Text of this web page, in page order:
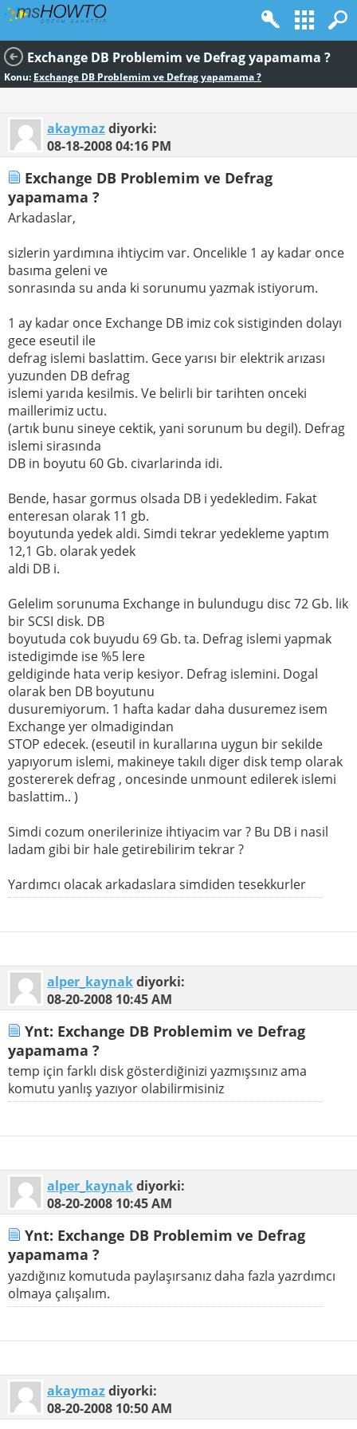
Exchange DB Problemim ve Defrag yapamama ?
Konu: Exchange DB Problemim ve Defrag yapamama ?
akaymazdiyorki:
08-18-200804:16 PM
Exchange DB Problemim ve Defrag
yapamama ?
Arkadaslar,
sizlerin yardımına ihtiycim var. Oncelikle 1 ay kadar once
basıma geleni ve
sonrasında su anda ki sorunumu yazmak istiyorum.
1 ay kadar once Exchange DB imiz cok sistiginden dolayı
gece eseutil ile
defrag islemi baslattim. Gece yarısı bir elektrik arızası
yuzunden DB defrag
islemi yarıda kesilmis. Ve belirli bir tarihten onceki
maillerimiz uctu.
(artık bunu sineye cektik, yani sorunum bu degil). Defrag
islemi sirasında
DB in boyutu 60 Gb. civarlarinda idi.
Bende, hasar gormus olsada DB i yedekledim. Fakat
enteresan olarak 11 gb.
boyutunda yedek aldi. Simdi tekrar yedekleme yaptım
12,1 Gb. olarak yedek
aldi DB i.
Gelelim sorunuma Exchange in bulundugu disc 72 Gb. lik
bir SCSI disk. DB
boyutuda cok buyudu 69 Gb. ta. Defrag islemi yapmak
istedigimde ise %5 lere
geldiginde hata verip kesiyor. Defrag islemini. Dogal
olarak ben DB boyutunu
dusuremiyorum. 1 hafta kadar daha dusuremez isem
Exchange yer olmadigindan
STOP edecek. (eseutil in kurallarına uygun bir sekilde
yapıyorum islemi, makineye takılı diger disk temp olarak
gostererek defrag , oncesinde unmount edilerek islemi
baslattim.. )
Simdi cozum onerilerinize ihtiyacim var ? Bu DB i nasil
ladam gibi bir hale getirebilirim tekrar ?
Yardımcı olacak arkadaslara simdiden tesekkurler
alper_kaynakdiyorki:
08-20-2008 10:45 AM
Ynt: Exchange DB Problemim ve Defrag
yapamama ?
temp için farklı disk gösterdiğinizi yazmışsınız ama
komutu yanlış yazıyor olabilirmisiniz
alper_kaynakdiyorki:
08-20-2008 10:45 AM
Ynt: Exchange DB Problemim ve Defrag
yapamama ?
yazdığınız komutuda paylaşırsanız daha fazla yazrdımcı
olmaya çalışalım.
akaymazdiyorki:
08-20-2008 10:50 AM